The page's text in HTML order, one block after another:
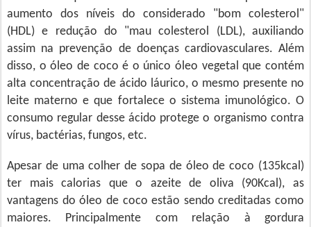
aumento dos níveis do considerado "bom colesterol"
(HDL) e redução do "mau colesterol (LDL), auxiliando
assim na prevenção de doenças cardiovasculares. Além
disso, o óleo de coco é o único óleo vegetal que contém
alta concentração de ácido láurico, o mesmo presente no
leite materno e que fortalece o sistema imunológico. O
consumo regular desse ácido protege o organismo contra
vírus, bactérias, fungos, etc.
Apesar de uma colher de sopa de óleo de coco (135kcal)
ter mais calorias que o azeite de oliva (90Kcal), as
vantagens do óleo de coco estão sendo creditadas como
maiores. Principalmente com relação à gordura